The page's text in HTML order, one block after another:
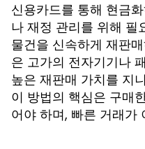
신용카드를 통해 현금
나 재정 관리를 위해 필
물건을 신속하게 재판
은 고가의 전자기기나
높은 재판매 가치를 지
이 방법의 핵심은 구매
어야 하며, 빠른 거래가